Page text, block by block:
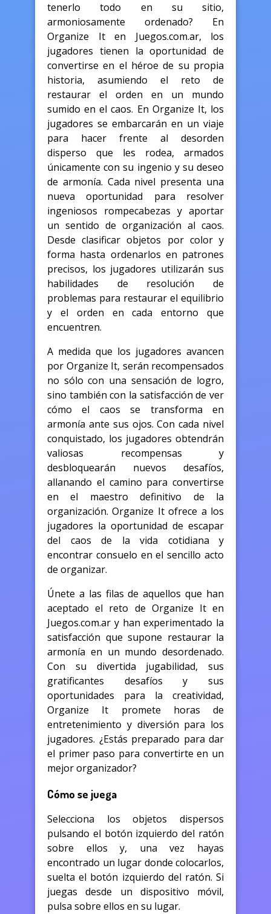
tenerlo todo en su sitio,
armoniosamente ordenado? En
Organize It en Juegos.com.ar, los
jugadores tienen la oportunidad de
convertirse en el héroe de su propia
historia, asumiendo el reto de
restaurar el orden en un mundo
sumido en el caos. En Organize It, los
jugadores se embarcarán en un viaje
para hacer frente al desorden
disperso que les rodea, armados
únicamente con su ingenio y su deseo
de armonía. Cada nivel presenta una
nueva oportunidad para resolver
ingeniosos rompecabezas y aportar
un sentido de organización al caos.
Desde clasificar objetos por color y
forma hasta ordenarlos en patrones
precisos, los jugadores utilizarán sus
habilidades de resolución de
problemas para restaurar el equilibrio
y el orden en cada entorno que
encuentren.
A medida que los jugadores avancen
por Organize It, serán recompensados
no sólo con una sensación de logro,
sino también con la satisfacción de ver
cómo el caos se transforma en
armonía ante sus ojos. Con cada nivel
conquistado, los jugadores obtendrán
valiosas recompensas y
desbloquearán nuevos desafíos,
allanando el camino para convertirse
en el maestro definitivo de la
organización. Organize It ofrece a los
jugadores la oportunidad de escapar
del caos de la vida cotidiana y
encontrar consuelo en el sencillo acto
de organizar.
Únete a las filas de aquellos que han
aceptado el reto de Organize It en
Juegos.com.ar y han experimentado la
satisfacción que supone restaurar la
armonía en un mundo desordenado.
Con su divertida jugabilidad, sus
gratificantes desafíos y sus
oportunidades para la creatividad,
Organize It promete horas de
entretenimiento y diversión para los
jugadores. ¿Estás preparado para dar
el primer paso para convertirte en un
mejor organizador?
Cómo se juega
Selecciona los objetos dispersos
pulsando el botón izquierdo del ratón
sobre ellos y, una vez hayas
encontrado un lugar donde colocarlos,
suelta el botón izquierdo del ratón. Si
juegas desde un dispositivo móvil,
pulsa sobre ellos en su lugar.